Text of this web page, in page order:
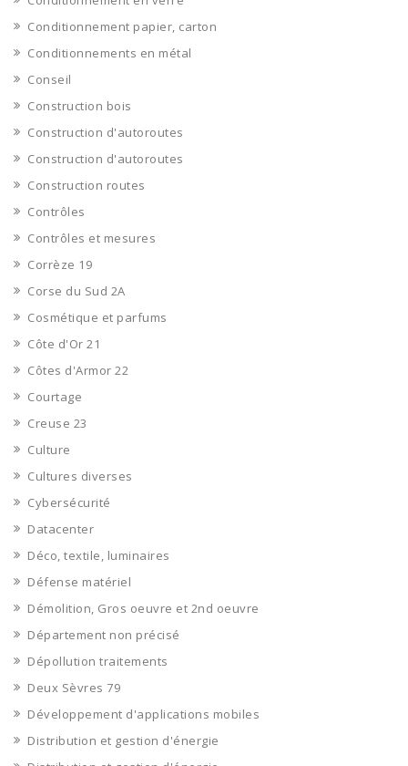
Conditionnement papier, carton
Conditionnements en métal
Conseil
Construction bois
Construction d'autoroutes
Construction d'autoroutes
Construction routes
Contrôles
Contrôles et mesures
Corrèze 19
Corse du Sud 2A
Cosmétique et parfums
Côte d'Or 21
Côtes d'Armor 22
Courtage
Creuse 23
Culture
Cultures diverses
Cybersécurité
Datacenter
Déco, textile, luminaires
Défense matériel
Démolition, Gros oeuvre et 2nd oeuvre
Département non précisé
Dépollution traitements
Deux Sèvres 79
Développement d'applications mobiles
Distribution et gestion d'énergie